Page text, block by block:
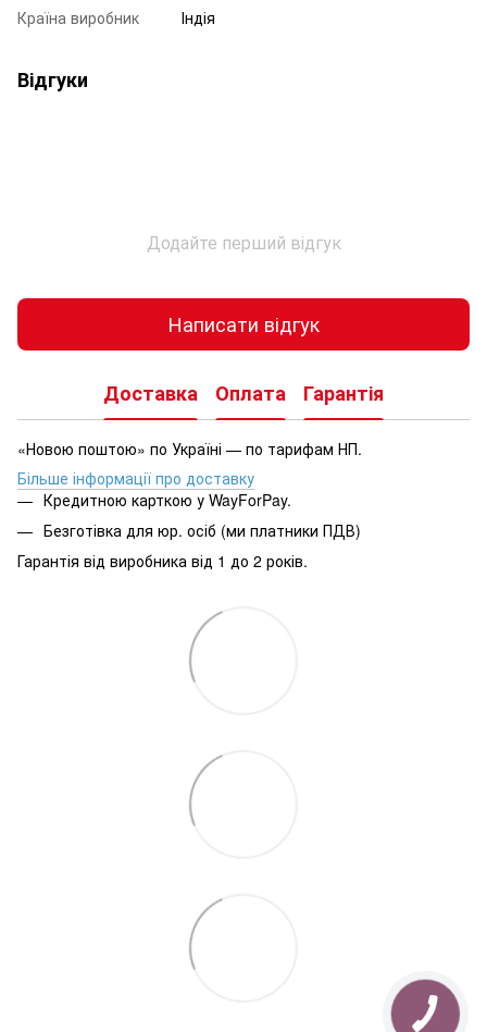
Країна виробник
Індія
Відгуки
Додайте перший відгук
Написати відгук
Доставка Оплата Гарантія
«Новою поштою» по Україні — по тарифам НП.
Більше інформації про доставку
Кредитною карткою у WayForPay.
Безготівка для юр. осіб (ми платники ПДВ)
Гарантія від виробника від 1 до 2 років.